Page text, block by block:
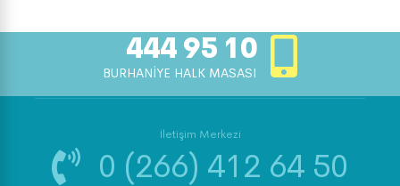
444 95 10
BURHANİYE HALK MASASI
İletişim Merkezi
0 (266) 412 64 50